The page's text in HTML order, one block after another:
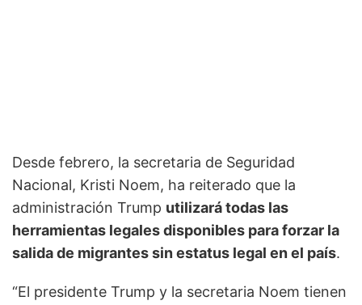
Desde febrero, la secretaria de Seguridad
Nacional, Kristi Noem, ha reiterado que la
administración Trump utilizará todas las
herramientas legales disponibles para forzar la
salida de migrantes sin estatus legal en el país.
“El presidente Trump y la secretaria Noem tienen